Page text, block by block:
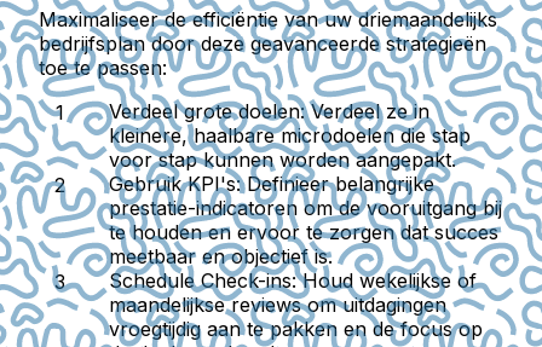
Maximaliseer de efficiëntie van uw driemaandelijks
bedrijfsplan door deze geavanceerde strategieën
toe te passen:
Verdeel grote doelen:Verdeel ze in
kleinere, haalbare microdoelen die stap
voor stap kunnen worden aangepakt.
Gebruik KPI's:Definieer belangrijke
prestatie-indicatoren om de vooruitgang bij
te houden en ervoor te zorgen dat succes
meetbaar en objectief is.
Schedule Check-ins:Houd wekelijkse of
maandelijkse reviews om uitdagingen
vroegtijdig aan te pakken en de focus op